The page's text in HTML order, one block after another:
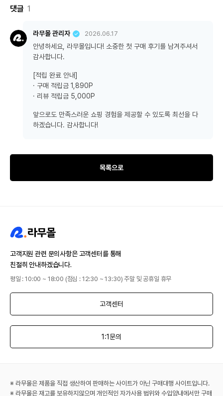
댓글 1
라무몰 관리자 2026.06.17
안녕하세요, 라무몰입니다! 소중한 첫 구매 후기를 남겨주셔서
감사합니다.
[적립 완료 안내]
· 구매 적립금 1,890P
· 리뷰 적립금 5,000P
앞으로도 만족스러운 쇼핑 경험을 제공할 수 있도록 최선을 다
하겠습니다. 감사합니다!
목록으로
고객지원 관련 문의사항은 고객센터를 통해
친절히 안내하겠습니다.
평일 : 10:00 ~ 18:00 (점심 : 12:30 ~ 13:30) 주말 및 공휴일 휴무
고객센터
1:1문의
※ 라무몰은 제품을 직접 생산하여 판매하는 사이트가 아닌 구매대행 사이트입니다.
※ 라무몰은 재고를 보유하지않으며 개인적인 자가사용 범위와 수입양내에서만 구매